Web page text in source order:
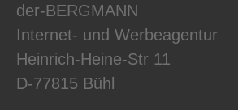
der-BERGMANN
Internet- und Werbeagentur
Heinrich-Heine-Str 11
D-77815 Bühl